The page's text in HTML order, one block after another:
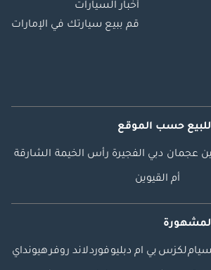
أخبار السيارات
قم ببيع سيارتك في الإمارات
للبيع حسب الموقع
عجمان دبي الفجيرة رأس الخيمة الشارقة
أم القيوين
لكزس بي ام دبليوفوردلاند روفرهيونداي